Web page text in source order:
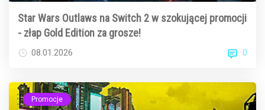
Star Wars Outlaws na Switch 2 w szokującej promocji
- złap Gold Edition za grosze!
08.01.2026 0
Promocje